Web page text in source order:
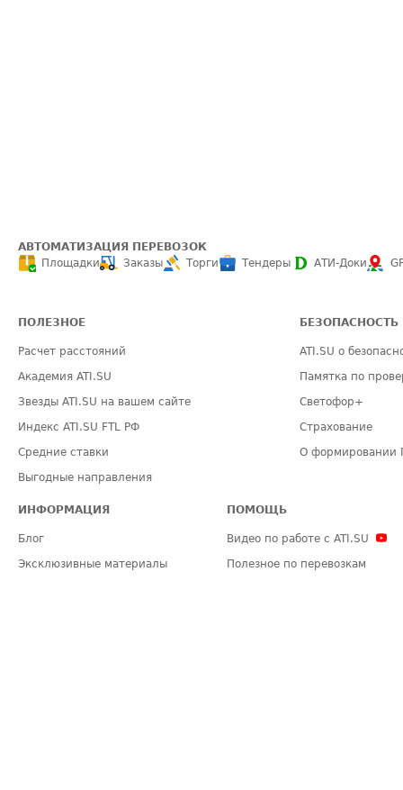
АВТОМАТИЗАЦИЯ ПЕРЕВОЗОК
Площадки
Заказы Торги Тендеры АТИ-Доки
ПОЛЕЗНОЕ
Расчет расстояний
Академия ATI.SU
Звезды ATI.SU на вашем сайте
Индекс ATI.SU FTL РФ
Средние ставки
Выгодные направления
БЕЗОПАСНОСТЬ
ATI.SU о
Памятка по
Светофор+
Страхование
О формировании
ИНФОРМАЦИЯ
Блог
Эксклюзивные материалы
ПОМОЩЬ
Видео по работе с ATI.SU
Полезное по перевозкам